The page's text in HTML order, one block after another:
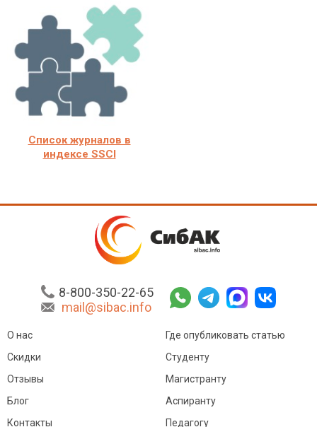
Список журналов в
индексе SSCI
8-800-350-22-65
mail@sibac.info
О нас
Скидки
Отзывы
Блог
Контакты
Где опубликовать статью
Студенту
Магистранту
Аспиранту
Педагогу